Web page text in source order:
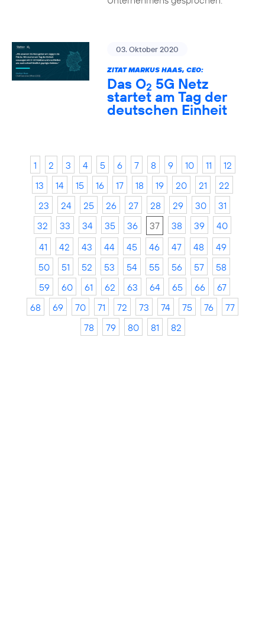
03. Oktober 2020
ZITAT MARKUS HAAS, CEO:
Das O2 5G Netz
startet am Tag der
deutschen Einheit
1 2 3 4 5 6 7 8 9 10 11
12
13
14 15 16 17 18 19 20 21
22
23
24 25 26 27 28 29 30
31
32
33 34 35 36 37 38 39
40
41
42 43 44 45 46 47 48
49
50
51 52 53 54 55 56 57
58
59
60 61 62 63 64 65 66
67
68
69 70 71 72 73 74 75 76
77
78
79 80 81 82